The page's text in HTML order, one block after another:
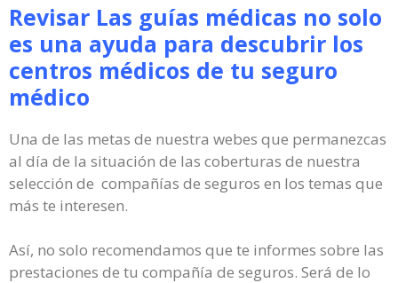
Revisar Las guías médicas no solo
es una ayuda para descubrir los
centros médicos de tu seguro
médico
Una de las metas de nuestra webes que permanezcas
al día de la situación de las coberturas de nuestra
selección de compañías de seguros en los temas que
más te interesen.
Así, no solo recomendamos que te informes sobre las
prestaciones de tu compañía de seguros. Será de lo